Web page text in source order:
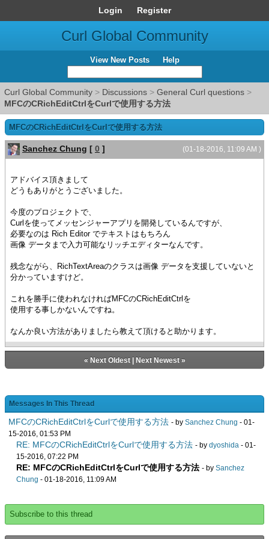
Login Register
Curl Global Community
View New Posts Help
Curl Global Community > Discussions > General Curl questions >
MFCのCRichEditCtrlをCurlで使用する方法
MFCのCRichEditCtrlをCurlで使用する方法
(01-18-2016, 11:09 AM )
Sanchez Chung [ 0 ]
アドバイス頂きまして
どうもありがとうございました。
今度のプロジェクトで、
Curlを使ってメッセンジャーアプリを開発しているんですが、
必要なのは Rich Editor でテキストはもちろん
画像 データまで入力可能なリッチエディターなんです。
残念ながら、RichTextAreaのクラスは画像 データを支援していないと
分かっていますけど。
これを勝手に使われなければMFCのCRichEditCtrlを
使用する事しかないんですね。
なんか良い方法がありましたら教えて頂けると助かります。
« Next Oldest| Next Newest»
Messages In This Thread
MFCのCRichEditCtrlをCurlで使用する方法 - by Sanchez Chung - 01-
15-2016, 01:53 PM
RE: MFCのCRichEditCtrlをCurlで使用する方法 - by dyoshida - 01-
15-2016, 07:22 PM
RE: MFCのCRichEditCtrlをCurlで使用する方法 - by Sanchez
Chung - 01-18-2016, 11:09 AM
Subscribe to this thread